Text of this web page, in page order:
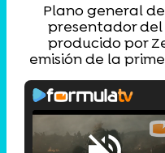
Plano general
presentador
producido por
emisión de la